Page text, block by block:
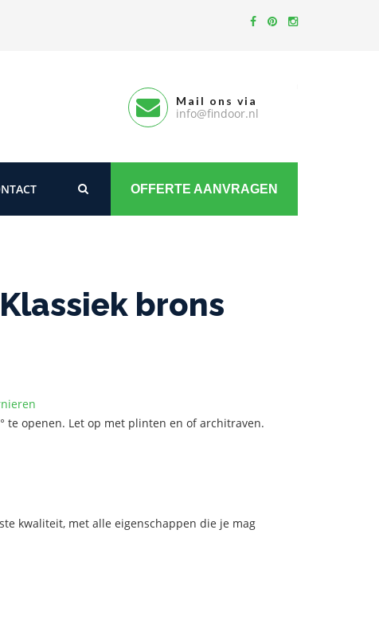
Mail ons via
info@findoor.nl
OFFERTE AANVRAGEN
brons
te openen. Let op met plinten en of architraven.
kwaliteit, met alle eigenschappen die je mag